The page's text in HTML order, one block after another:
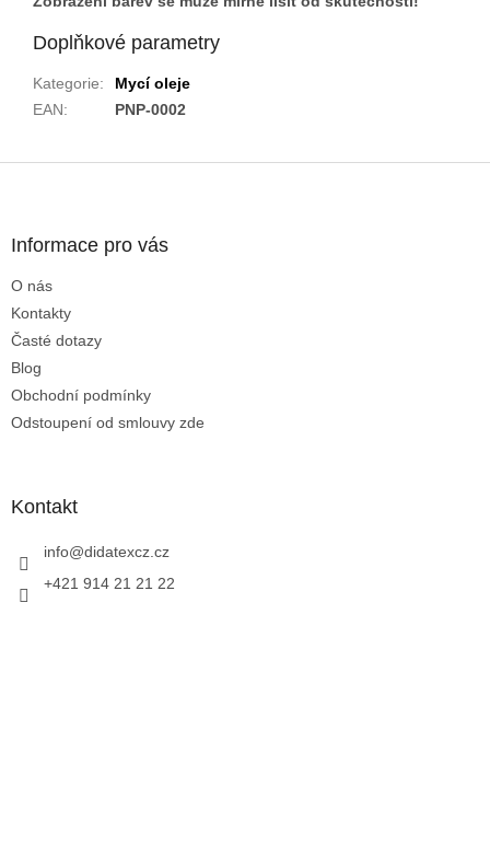
Doplňkové parametry
Kategorie:
Mycí oleje
EAN: PNP-0002
Informace pro vás
O nás
Kontakty
Časté dotazy
Blog
Obchodní podmínky
Odstoupení od smlouvy zde
Kontakt
info@didatexcz.cz
+421 914 21 21 22